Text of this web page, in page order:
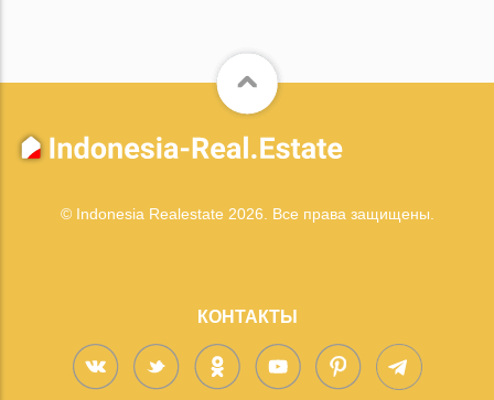
© Indonesia Realestate 2026. Все права защищены.
КОНТАКТЫ